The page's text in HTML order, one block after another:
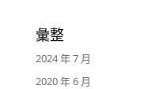
彙整
2024 年 7 月
2020 年 6 月